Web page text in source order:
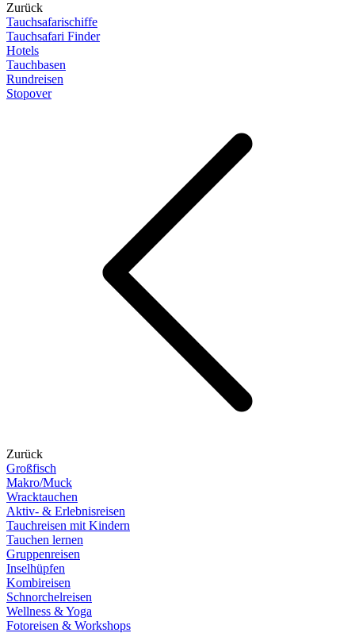
Zurück
Tauchsafarischiffe
Tauchsafari Finder
Hotels
Tauchbasen
Rundreisen
Stopover
Zurück
Großfisch
Makro/Muck
Wracktauchen
Aktiv- & Erlebnisreisen
Tauchreisen mit Kindern
Tauchen lernen
Gruppenreisen
Inselhüpfen
Kombireisen
Schnorchelreisen
Wellness & Yoga
Fotoreisen & Workshops